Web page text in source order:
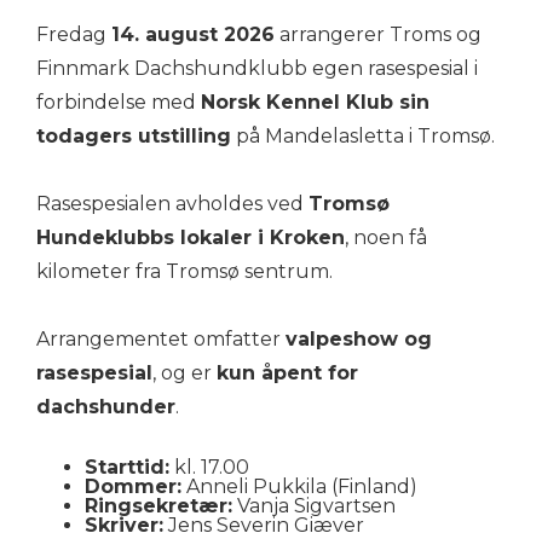
Fredag 14. august 2026 arrangerer Troms og
Finnmark Dachshundklubb egen rasespesial i
forbindelse med Norsk Kennel Klub sin
todagers utstilling på Mandelasletta i Tromsø.
Rasespesialen avholdes ved Tromsø
Hundeklubbs lokaler i Kroken, noen få
kilometer fra Tromsø sentrum.
Arrangementet omfatter valpeshow og
rasespesial , og er kun åpent for
dachshunder.
Starttid: kl. 17.00
Dommer: Anneli Pukkila (Finland)
Ringsekretær: Vanja Sigvartsen
Skriver:Jens Severin Giæver